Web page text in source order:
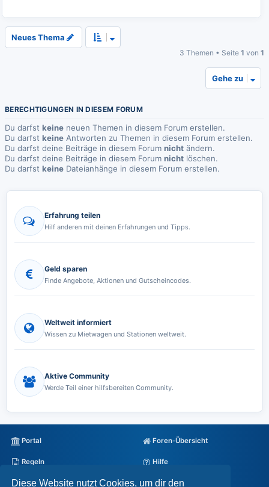
Diese Website nutzt Cookies, um dir den
Neues Thema
3 Themen • Seite 1 von 1
Gehe zu
BERECHTIGUNGEN IN DIESEM FORUM
Du darfst keine neuen Themen in diesem Forum erstellen.
Du darfst keine Antworten zu Themen in diesem Forum erstellen.
Du darfst deine Beiträge in diesem Forum nicht ändern.
Du darfst deine Beiträge in diesem Forum nicht löschen.
Du darfst keine Dateianhänge in diesem Forum erstellen.
Erfahrung teilen
Hilf anderen mit deinen Erfahrungen und Tipps.
Geld sparen
Finde Angebote, Aktionen und Gutscheincodes.
Weltweit informiert
Wissen zu Mietwagen und Stationen weltweit.
Aktive Community
Werde Teil einer hilfsbereiten Community.
Portal Foren-Übersicht
Regeln Hilfe
Datenschutz Impressum